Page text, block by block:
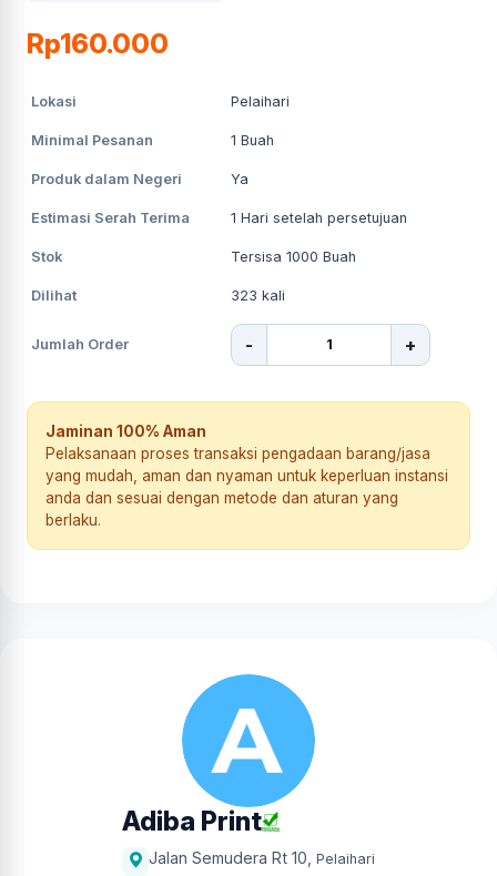
Rp160.000
Lokasi Pelaihari
Minimal Pesanan 1 Buah
Produk dalam Negeri Ya
Estimasi Serah Terima 1 Hari setelah persetujuan
Stok Tersisa 1000 Buah
Dilihat 323 kali
Jumlah Order - +
Jaminan 100% Aman
Pelaksanaan proses transaksi pengadaan barang/jasa
yang mudah, aman dan nyaman untuk keperluan instansi
anda dan sesuai dengan metode dan aturan yang
berlaku.
Adiba Print
Jalan Semudera Rt 10 Pelaihari